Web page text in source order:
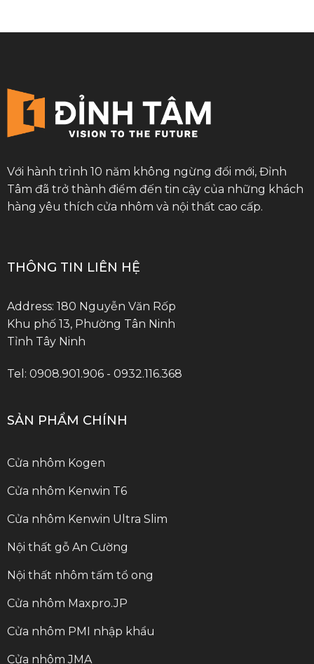
Với hành trình 10 năm không ngừng đổi mới, Đỉnh
Tâm đã trở thành điểm đến tin cậy của những khách
hàng yêu thích cửa nhôm và nội thất cao cấp.
THÔNG TIN LIÊN HỆ
Address: 180 Nguyễn Văn Rốp
Khu phố 13, Phường Tân Ninh
Tỉnh Tây Ninh
Tel: 0908.901.906 - 0932.116.368
SẢN PHẨM CHÍNH
Cửa nhôm Kogen
Cửa nhôm Kenwin T6
Cửa nhôm Kenwin Ultra Slim
Nội thất gỗ An Cường
Nội thất nhôm tấm tổ ong
Cửa nhôm Maxpro.JP
Cửa nhôm PMI nhập khẩu
Cửa nhôm JMA